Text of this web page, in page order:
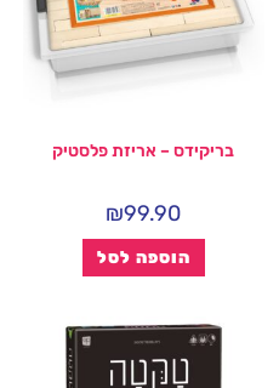
בריקידס – אריזת פלסטיק
₪99.90
הוספה לסל